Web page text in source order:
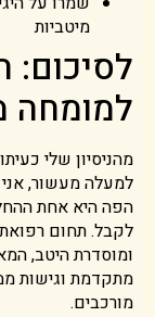
מיטביות
לסיכום:
למומחה
מהניסיון שלי
למעלה מעשור,
הפה היא אחת
לקבל. תחום
ומוסדרת היטב,
מתקדמת וגישות
מורכבים.